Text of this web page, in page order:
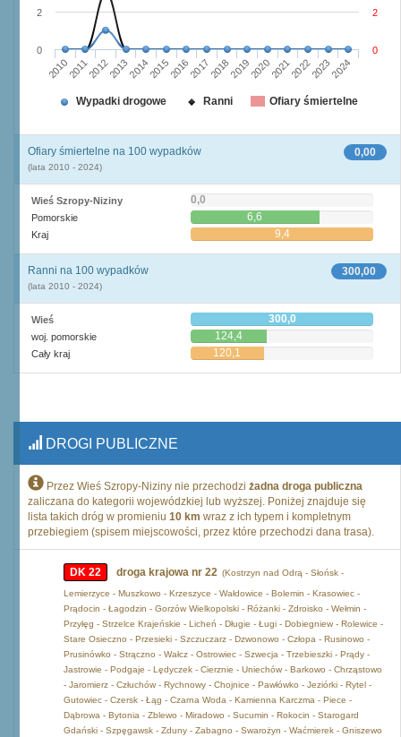
201020112012201320142015201620172018201920202021202220232024
0
2
0
2
Wypadki drogowe Ranni Ofiary śmiertelne
0,00
Ofiary śmiertelne na 100 wypadków
(lata 2010 - 2024)
Wieś Szropy-Niziny 0,0
Pomorskie 6,6
Kraj 9,4
300,00
Ranni na 100 wypadków
(lata 2010 - 2024)
Wieś 300,0
woj. pomorskie 124,4
Cały kraj 120,1
DROGI PUBLICZNE
Przez Wieś Szropy-Niziny nie przechodzi żadna droga publiczna
zaliczana do kategorii wojewódzkiej lub wyższej. Poniżej znajduje się
lista takich dróg w promieniu 10 km wraz z ich typem i kompletnym
przebiegiem (spisem miejscowości, przez które przechodzi dana trasa).
DK 22 droga krajowa nr 22 (Kostrzyn nad Odrą - Słońsk -
Lemierzyce - Muszkowo - Krzeszyce - Wałdowice - Bolemin - Krasowiec -
Prądocin - Łagodzin - Gorzów Wielkopolski - Różanki - Zdroisko - Wełmin -
Przyłęg - Strzelce Krajeńskie - Licheń - Długie - Ługi - Dobiegniew - Rolewice -
Stare Osieczno - Przesieki - Szczuczarz - Dzwonowo - Człopa - Rusinowo -
Prusinówko - Strączno - Wałcz - Ostrowiec - Szwecja - Trzebieszki - Prądy -
Jastrowie - Podgaje - Lędyczek - Cierznie - Uniechów - Barkowo - Chrząstowo
- Jaromierz - Człuchów - Rychnowy - Chojnice - Pawłówko - Jeziórki - Rytel -
Gutowiec - Czersk - Łąg - Czarna Woda - Kamienna Karczma - Piece -
Dąbrowa - Bytonia - Zblewo - Miradowo - Sucumin - Rokocin - Starogard
Gdański - Szpęgawsk - Zduny - Zabagno - Swarożyn - Waćmierek - Gniszewo